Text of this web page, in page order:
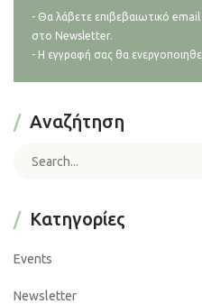
- Θα λάβετε επιβεβαιωτικό
στο Newsletter.
- Η εγγραφή σας θα
Αναζήτηση
Search for:
Kατηγορίες
Events
Newsletter